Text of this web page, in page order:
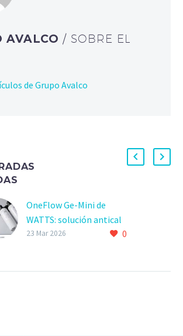
AVALCO / SOBRE EL
de Grupo Avalco
OneFlow Ge-Mini de
WATTS: solución antical
compacta
0
23 Mar 2026